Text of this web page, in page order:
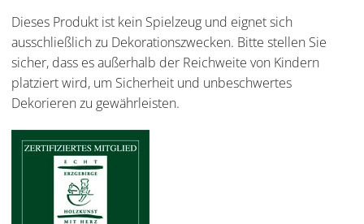
Dieses Produkt ist kein Spielzeug und eignet sich
ausschließlich zu Dekorationszwecken. Bitte stellen Sie
sicher, dass es außerhalb der Reichweite von Kindern
platziert wird, um Sicherheit und unbeschwertes
Dekorieren zu gewährleisten.